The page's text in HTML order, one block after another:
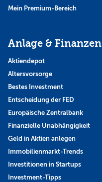
Mein Premium-Bereich
Anlage & Finanzen
Aktiendepot
Altersvorsorge
Bestes Investment
Entscheidung der FED
Europäische Zentralbank
Finanzielle Unabhängigkeit
Geld in Aktien anlegen
Immobilienmarkt-Trends
Investitionen in Startups
Investment-Tipps